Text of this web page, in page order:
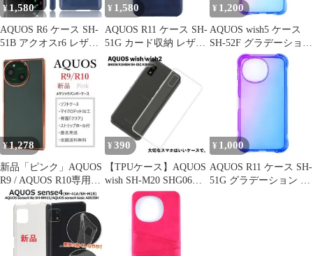
¥1,580
AQUOS R6 ケース SH-
51B アクオスr6 レザー
ハード ケース
【Color】 ネイビー
¥ 1,580
AQUOS R11 ケース SH-
51G カード収納 レザー
スマート ケース
【Color】ブルー
¥ 1,200
AQUOS wish5 ケース
SH-52F グラデーション
耐衝撃 ソフト ケース
【Color】パープル・ブ
¥1,278
新品「ピンク」AQUOS
R9 / AQUOS R10専用メ
タリックソフトケース
¥ 390
【TPUケース】AQUOS
wish SH-M20 SHG06
A104SH アクオスウィ
ッシュ TPUケース クリ
ア 衝撃吸収 クリアケー
ス 透明 カバーケース
シリコンケース スマホ
¥ 1,000
AQUOS R11 ケース SH-
51G グラデーション 耐